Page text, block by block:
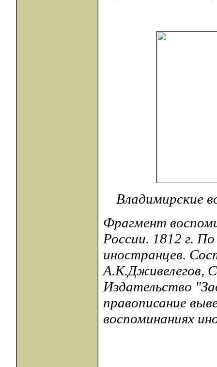
Владимирские
Фрагмент
России. 1812 г.
иностранцев.
А.К.Дживелегов,
Издательство
правописание
воспоминаниях